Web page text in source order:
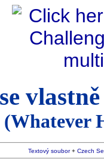
(Whatever
Textový soubor+ Czech